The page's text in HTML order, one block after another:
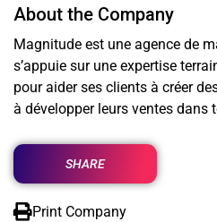
About the Company
Magnitude est une agence de
s’appuie sur une expertise
pour aider ses clients à créer
à développer leurs ventes dans
SHARE
Print Company